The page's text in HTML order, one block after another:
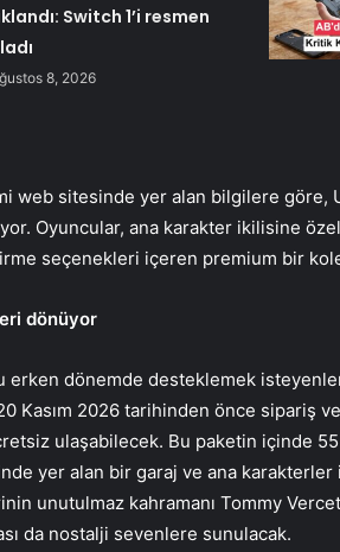
Switch 1’i resmen
8, 2026
web sitesinde yer alan bilgilere
Oyuncular, ana karakter ikilisine
seçenekleri içeren premium bir
dönüyor
dönemde desteklemek
Kasım 2026 tarihinden önce sipariş
ulaşabilecek. Bu paketin içinde
yer alan bir garaj ve ana
unutulmaz kahramanı Tommy
da nostalji sevenlere sunulacak.